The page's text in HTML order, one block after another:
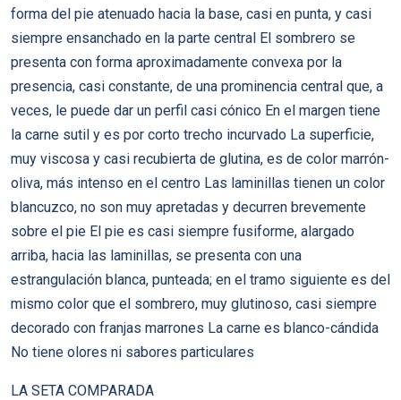
forma del pie atenuado hacia la base, casi en punta, y casi
siempre ensanchado en la parte central El sombrero se
presenta con forma aproximadamente convexa por la
presencia, casi constante, de una prominencia central que, a
veces, le puede dar un perfil casi cónico En el margen tiene
la carne sutil y es por corto trecho incurvado La superficie,
muy viscosa y casi recubierta de glutina, es de color marrón-
oliva, más intenso en el centro Las laminillas tienen un color
blancuzco, no son muy apretadas y decurren brevemente
sobre el pie El pie es casi siempre fusiforme, alargado
arriba, hacia las laminillas, se presenta con una
estrangulación blanca, punteada; en el tramo siguiente es del
mismo color que el sombrero, muy glutinoso, casi siempre
decorado con franjas marrones La carne es blanco-cándida
No tiene olores ni sabores particulares
LA SETA COMPARADA